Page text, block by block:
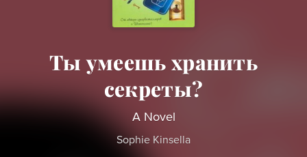
Ты умеешь хранить
секреты?
A Novel
Sophie Kinsella